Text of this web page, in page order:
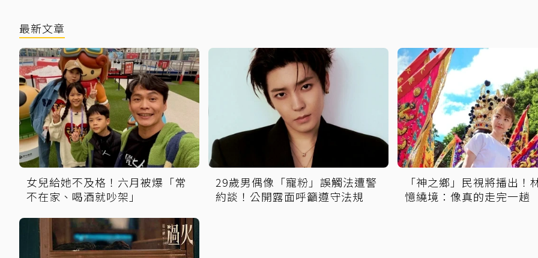
最新文章
女兒給她不及格！六月被爆「常
不在家、喝酒就吵架」
29歲男偶像「寵粉」誤觸法遭警
約談！公開露面呼籲遵守法規
「神之鄉」民視將播出！
憶繞境：像真的走完一趟